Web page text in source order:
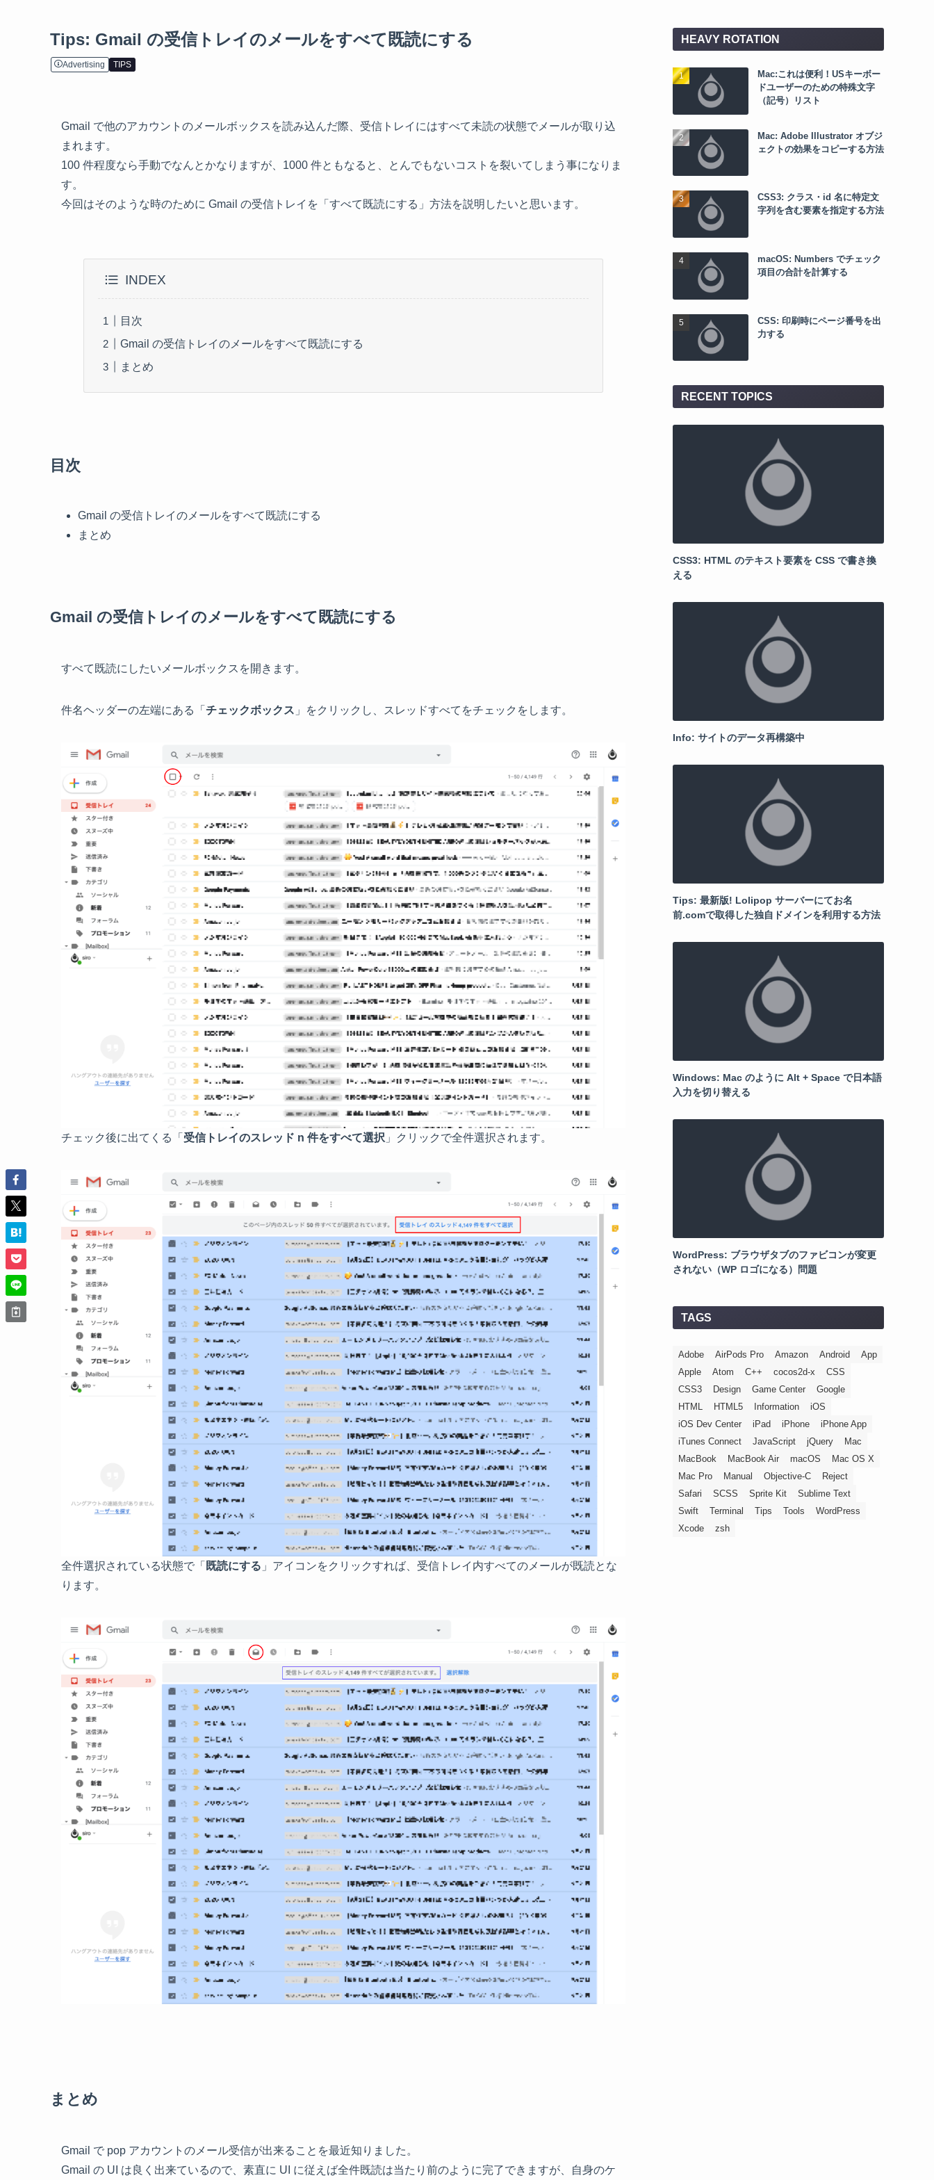
Tips: Gmail の受信トレイのメールをすべて既読にする
Advertising TIPS
Gmail で他のアカウントのメールボックスを読み込んだ際、受信トレイにはすべて未読の状態でメールが取り込
まれます。
100 件程度なら手動でなんとかなりますが、1000 件ともなると、とんでもないコストを裂いてしまう事になりま
す。
今回はそのような時のために Gmail の受信トレイを「すべて既読にする」方法を説明したいと思います。
INDEX
目次
Gmail の受信トレイのメールをすべて既読にする
まとめ
目次
Gmail の受信トレイのメールをすべて既読にする
まとめ
Gmail の受信トレイのメールをすべて既読にする
すべて既読にしたいメールボックスを開きます。
件名ヘッダーの左端にある「 チェックボックス 」をクリックし、スレッドすべてをチェックをします。
チェック後に出てくる「 受信トレイのスレッド n 件をすべて選択 」クリックで全件選択されます。
全件選択されている状態で「 既読にする 」アイコンをクリックすれば、受信トレイ内すべてのメールが既読とな
ります。
まとめ
Gmail で pop アカウントのメール受信が出来ることを最近知りました。
Gmail の UI は良く出来ているので、素直に UI に従えば全件既読は当たり前のように完了できますが、自身のケ
HEAVY ROTATION
Mac:これは便利！USキーボー
ドユーザーのための特殊文字
（記号）リスト
Mac: Adobe Illustrator オブジ
ェクトの効果をコピーする方法
CSS3: クラス・id 名に特定文
字列を含む要素を指定する方法
macOS: Numbers でチェック
項目の合計を計算する
CSS: 印刷時にページ番号を出
力する
RECENT TOPICS
CSS3: HTML のテキスト要素を CSS で書き換
える
Info: サイトのデータ再構築中
Tips: 最新版! Lolipop サーバーにてお名
前.comで取得した独自ドメインを利用する方法
Windows: Mac のように Alt + Space で日本語
入力を切り替える
WordPress: ブラウザタブのファビコンが変更
されない（WP ロゴになる）問題
TAGS
Adobe AirPods Pro Amazon Android
App
Apple
Atom C++ cocos2d-x
CSS
CSS3
Design Game Center
Google
HTML
HTML5 Information
iOS
iOS Dev Center
iPad iPhone
iPhone App
iTunes Connect
JavaScript jQuery
Mac
MacBook
MacBook Air macOS
Mac OS X
Mac Pro
Manual Objective-C
Reject
Safari
SCSS Sprite Kit
Sublime Text
Swift
Terminal Tips Tools
WordPress
Xcode
zsh